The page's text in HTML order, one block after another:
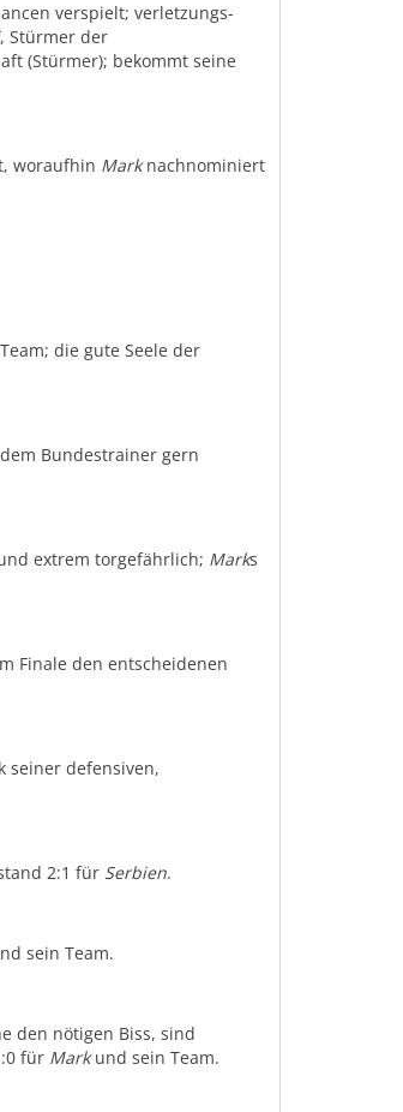
verspielt; verletzungs-
, Stürmer der
(Stürmer); bekommt seine
woraufhin Marknachnominiert
die gute Seele der
Bundestrainer gern
extrem torgefährlich; Marks
Finale den entscheidenen
seiner defensiven,
2:1 für Serbien.
sein Team.
den nötigen Biss, sind
für Markund sein Team.